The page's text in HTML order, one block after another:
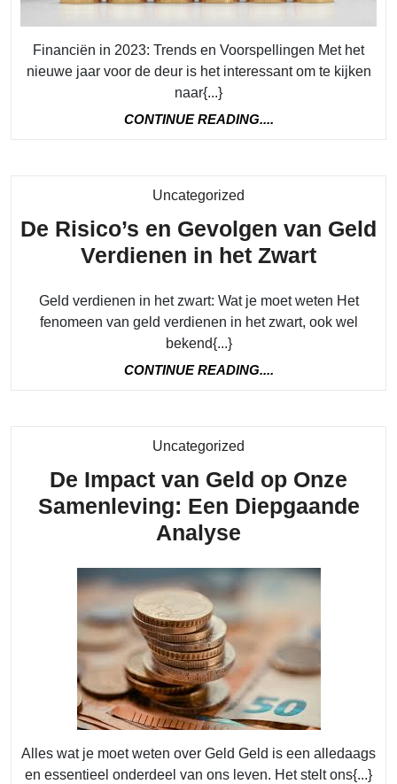
Financiën in 2023: Trends en Voorspellingen Met het
nieuwe jaar voor de deur is het interessant om te kijken
naar{...}
CONTINUE READING....
Uncategorized
De Risico’s en Gevolgen van Geld
Verdienen in het ZwartDe
en
Zwart
Geld verdienen in het zwart: Wat je moet weten Het
fenomeen van geld verdienen in het zwart, ook wel
bekend{...}
CONTINUE READING....
Uncategorized
De Impact van Geld op Onze
Samenleving: Een Diepgaande
Analyse
van
Geld
op
Onze
Samenleving:
Een
Diepgaande
Analyse
Alles wat je moet weten over Geld Geld is een alledaags
en essentieel onderdeel van ons leven. Het stelt ons{...}